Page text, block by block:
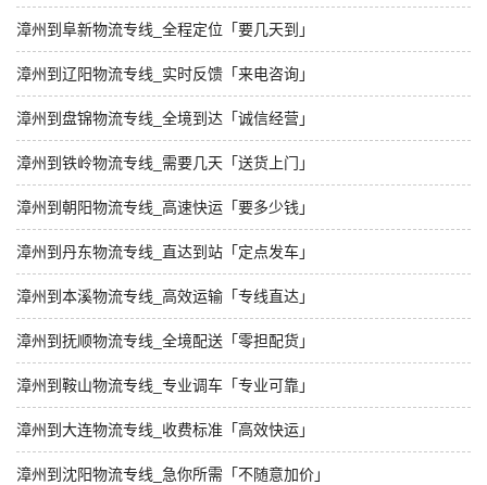
漳州到阜新物流专线_全程定位「要几天到」
漳州到辽阳物流专线_实时反馈「来电咨询」
漳州到盘锦物流专线_全境到达「诚信经营」
漳州到铁岭物流专线_需要几天「送货上门」
漳州到朝阳物流专线_高速快运「要多少钱」
漳州到丹东物流专线_直达到站「定点发车」
漳州到本溪物流专线_高效运输「专线直达」
漳州到抚顺物流专线_全境配送「零担配货」
漳州到鞍山物流专线_专业调车「专业可靠」
漳州到大连物流专线_收费标准「高效快运」
漳州到沈阳物流专线_急你所需「不随意加价」